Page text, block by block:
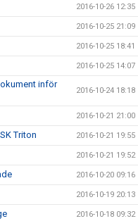
2016-10-26 12:35
2016-10-25 21:09
2016-10-25 18:41
2016-10-25 14:07
inför
2016-10-24 18:18
2016-10-21 21:00
Triton 2016-10-21 19:55
2016-10-21 19:52
2016-10-20 09:16
2016-10-19 20:13
2016-10-18 09:32